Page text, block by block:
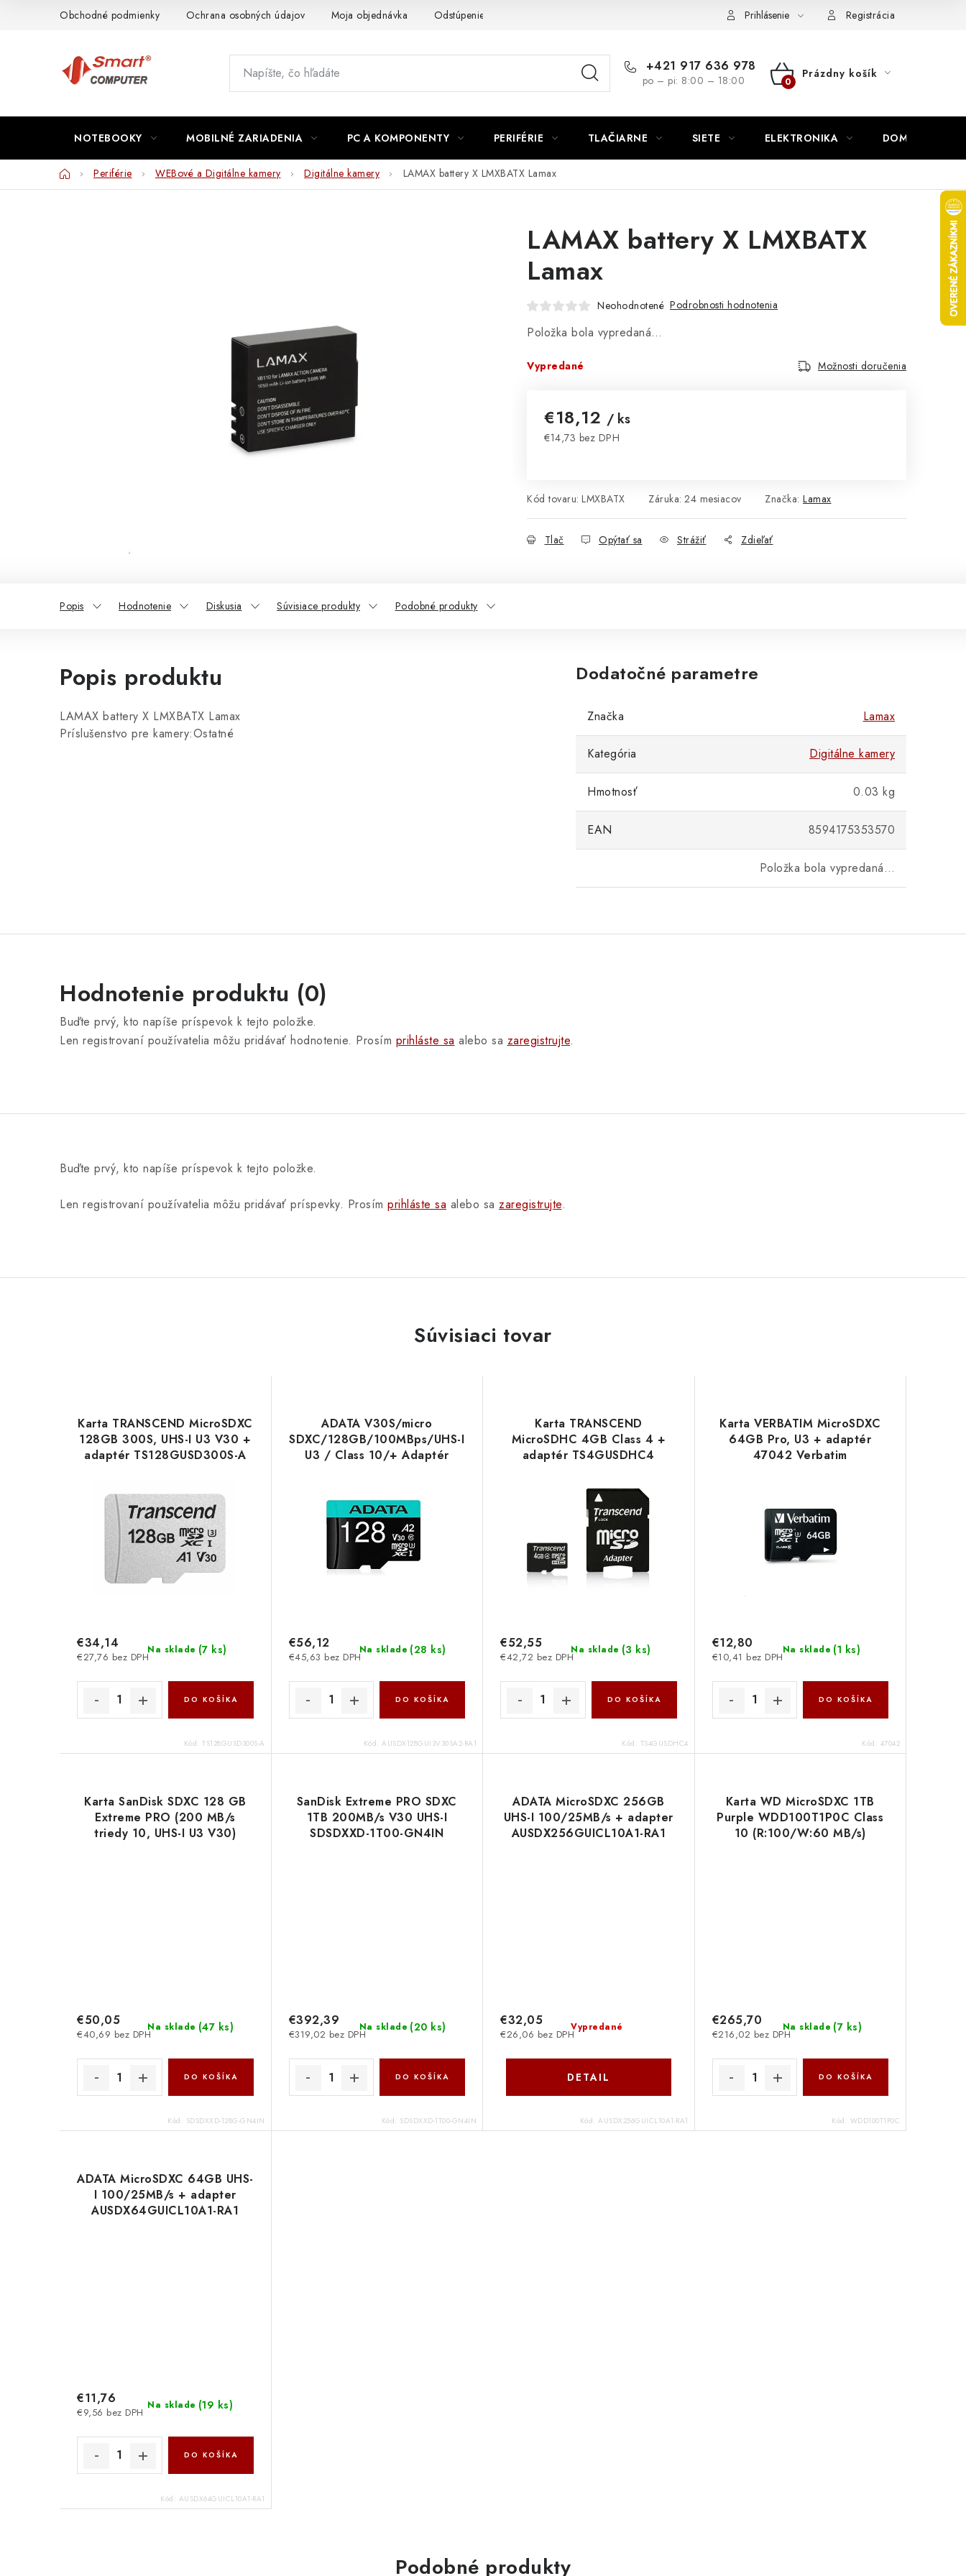
Obchodné podmienky Ochrana osobných údajov Moja objednávka Odstúpenie od zmluvy Napíšte námPrihlásenie Registrácia
+421 917 636 978
po – pi: 8:00 – 18:00
NÁKUPNÝ
Prázdny košík
NOTEBOOKY MOBILNÉ ZARIADENIA PC A KOMPONENTY PERIFÉRIE TLAČIARNE SIETE ELEKTRONIKA DOMÁCNOSŤ
DomovPeriférie WEBové a Digitálne kamery Digitálne kamery LAMAX battery X LMXBATX Lamax
LAMAX battery X LMXBATX
Lamax
Neohodnotené Podrobnosti hodnotenia
Položka bola vypredaná…
Vypredané Možnosti doručenia
€18,12 / ks
€14,73 bez DPH
Kód tovaru: LMXBATX Záruka: 24 mesiacov Značka: Lamax
Tlač Opýtať sa Strážiť Zdieľať
Popis Hodnotenie Diskusia Súvisiace produkty Podobné produkty
Popis produktu
LAMAX battery X LMXBATX Lamax
Príslušenstvo pre kamery:Ostatné
Dodatočné parametre
Značka Lamax
Kategória Digitálne kamery
Hmotnosť 0.03 kg
EAN 8594175353570
Položka bola vypredaná…
Hodnotenie produktu (0)
Buďte prvý, kto napíše príspevok k tejto položke.
Len registrovaní používatelia môžu pridávať hodnotenie. Prosím prihláste sa alebo sa zaregistrujte.
Buďte prvý, kto napíše príspevok k tejto položke.
Len registrovaní používatelia môžu pridávať príspevky. Prosím prihláste sa alebo sa zaregistrujte.
Súvisiaci tovar
Karta TRANSCEND MicroSDXC
128GB 300S, UHS-I U3 V30 +
adaptér TS128GUSD300S-A
Na sklade (7 ks)
€27,76 bez DPH
€34,14
DO KOŠÍKA
Kód: TS128GUSD300S-A
ADATA V30S/micro
SDXC/128GB/100MBps/UHS-I
U3 / Class 10/+ Adaptér
Na sklade (28 ks)
€45,63 bez DPH
€56,12
DO KOŠÍKA
Kód: AUSDX128GUI3V30SA2-RA1
Karta TRANSCEND
MicroSDHC 4GB Class 4 +
adaptér TS4GUSDHC4
Na sklade (3 ks)
€42,72 bez DPH
€52,55
DO KOŠÍKA
Kód: TS4GUSDHC4
Karta VERBATIM MicroSDXC
64GB Pro, U3 + adaptér
47042 Verbatim
Na sklade (1 ks)
€10,41 bez DPH
€12,80
DO KOŠÍKA
Kód: 47042
Karta SanDisk SDXC 128 GB
Extreme PRO (200 MB/s
triedy 10, UHS-I U3 V30)
Na sklade (47 ks)
€40,69 bez DPH
€50,05
DO KOŠÍKA
Kód: SDSDXXD-128G-GN4IN
SanDisk Extreme PRO SDXC
1TB 200MB/s V30 UHS-I
SDSDXXD-1T00-GN4IN
Na sklade (20 ks)
€319,02 bez DPH
€392,39
DO KOŠÍKA
Kód: SDSDXXD-1T00-GN4IN
ADATA MicroSDXC 256GB
UHS-I 100/25MB/s + adapter
AUSDX256GUICL10A1-RA1
Vypredané
€26,06 bez DPH
€32,05
DETAIL
Kód: AUSDX256GUICL10A1-RA1
Karta WD MicroSDXC 1TB
Purple WDD100T1P0C Class
10 (R:100/W:60 MB/s)
Na sklade (7 ks)
€216,02 bez DPH
€265,70
DO KOŠÍKA
Kód: WDD100T1P0C
ADATA MicroSDXC 64GB UHS-
I 100/25MB/s + adapter
AUSDX64GUICL10A1-RA1
Na sklade (19 ks)
€9,56 bez DPH
€11,76
DO KOŠÍKA
Kód: AUSDX64GUICL10A1-RA1
Podobné produkty